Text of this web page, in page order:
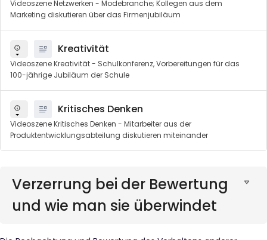
Videoszene Netzwerken - Modebranche; Kollegen aus dem
Marketing diskutieren über das Firmenjubiläum
Kreativität
Videoszene Kreativität - Schulkonferenz, Vorbereitungen für das
100-jährige Jubiläum der Schule
Kritisches Denken
Videoszene Kritisches Denken - Mitarbeiter aus der
Produktentwicklungsabteilung diskutieren miteinander
Verzerrung bei der Bewertung
und wie man sie überwindet